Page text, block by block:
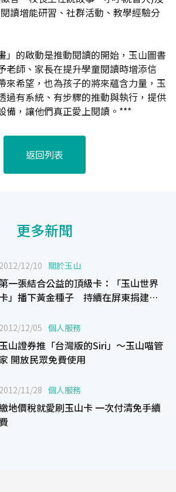
讀增能研習、社群活動、教學經驗分
」的啟動是推動閱讀的開始，玉山圖書
老師、家長在提升學童閱讀時增添信
來希望，也為孩子的將來蘊含力量，玉
過有系統、有步驟的推動與執行，提供
備，讓他們真正愛上閱讀。***
返回列表
更多新聞
2012/12/10 關於玉山
一張結合公益的頂級卡：「玉山世界
卡」播下黃金種子 持續在屏東捐建全
2012/12/05 個人服務
玉山證券推「台灣版的Siri」～玉山喵管
家 開放民眾免費使用
2012/11/28 個人服務
地價稅就愛刷玉山卡 一次付清免手續
費